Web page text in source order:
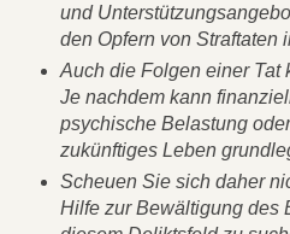
und
den Opfern von Straftaten
Auch die Folgen einer Tat
Je nachdem kann
psychische Belastung
zukünftiges Leben
Scheuen Sie sich daher
Hilfe zur Bewältigung des